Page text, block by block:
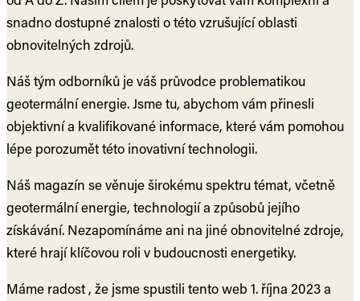
snadno dostupné znalosti o této vzrušující oblasti
obnovitelných zdrojů.
Náš tým odborníků je váš průvodce problematikou
geotermální energie. Jsme tu, abychom vám přinesli
objektivní a kvalifikované informace, které vám pomohou
lépe porozumět této inovativní technologii.
Náš magazín se věnuje širokému spektru témat, včetně
geotermální energie, technologií a způsobů jejího
získávání. Nezapomínáme ani na jiné obnovitelné zdroje,
které hrají klíčovou roli v budoucnosti energetiky.
Máme radost , že jsme spustili tento web 1. října 2023 a